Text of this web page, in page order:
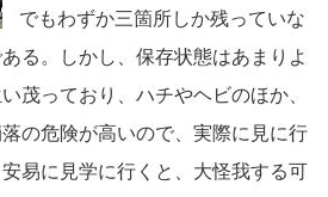
でもわずか三箇所しか残っていな
る。しかし、保存状態はあまりよ
茂っており、ハチやヘビのほか、
の危険が高いので、実際に見に行
易に見学に行くと、大怪我する可